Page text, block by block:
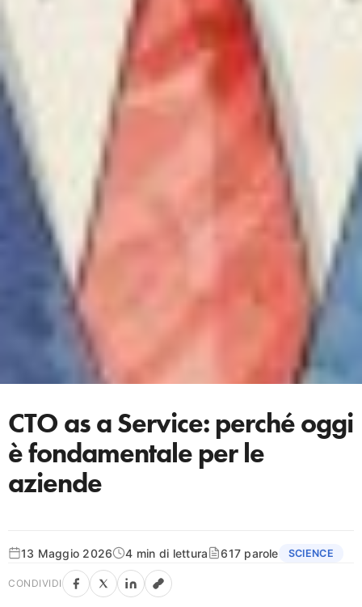
CTO as a Service: perché oggi
è fondamentale per le
aziende
13 Maggio 2026 4 min di lettura 617 parole SCIENCE
CONDIVIDI